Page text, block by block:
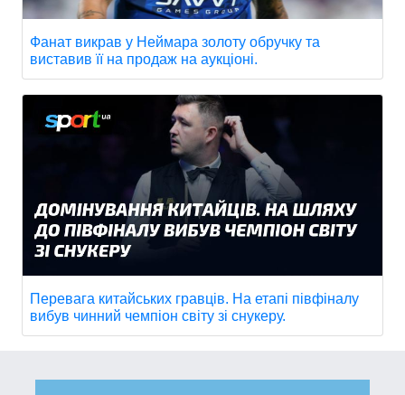
Фанат викрав у Неймара золоту обручку та
виставив її на продаж на аукціоні.
Перевага китайських гравців. На етапі півфіналу
вибув чинний чемпіон світу зі снукеру.